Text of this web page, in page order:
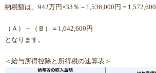
納税額は、942万円×33％－1,536,000円＝1,572,600
（Ａ）＋（Ｂ）＝1,642,600円
となります。
＜給与所得控除と所得税の速算表＞